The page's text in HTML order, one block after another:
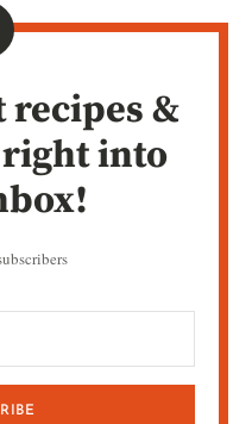
recipes &
into